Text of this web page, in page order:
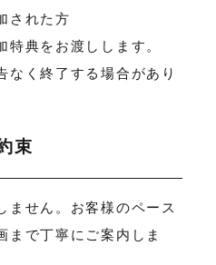
された方
典をお渡しします。
く終了する場合があり
束
ません。お客様のペース
まで丁寧にご案内しま